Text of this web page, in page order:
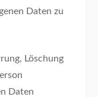
Daten zu
Löschung
Daten